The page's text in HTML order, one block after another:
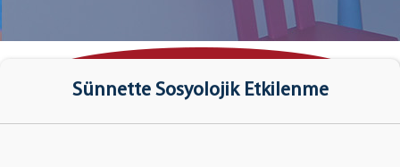
Sünnette Sosyolojik Etkilenme